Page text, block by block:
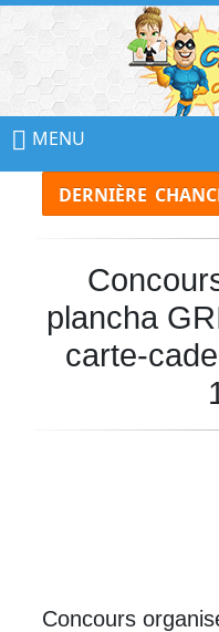
MENU
DERNIÈRE
plancha
carte-
Concours
📢
Ne
Manquez
Aucun
Concours!
Inscrivez-
vous
infolettre